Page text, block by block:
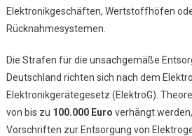
Elektronikgeschäften, Wertstoffhöfen
Rücknahmesystemen.
Die Strafen für die unsachgemäße
Deutschland richten sich nach dem
Elektronikgerätegesetz (ElektroG).
von bis zu 100.000 Euro verhängt
Vorschriften zur Entsorgung von